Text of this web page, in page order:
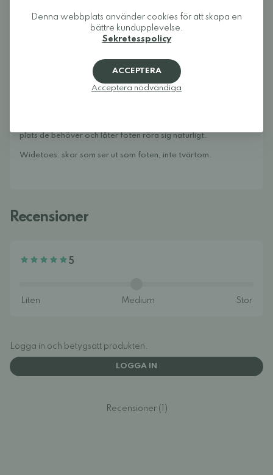
Skötselråd:
Kan maskintvättas i 30 °C
Rengör skorna med hjälp av en fuktigt trasa. Genom att
ger du skorna skydd mot smuts och väta.
Widetoes hjälper dig att hitta skor som är både bekväma och
plats de behöver och låter foten röra sig naturligt.
Widetoes: skor som ser ut som foten, inte tvärtom.
Recensioner
5
Logga in och betygsätt produkten.
LOGGA IN
Recensioner (1)
Denna webbplats använder cookies för att skapa en
bättre kundupplevelse.
Sekretesspolicy
ACCEPTERA
Acceptera nödvändiga